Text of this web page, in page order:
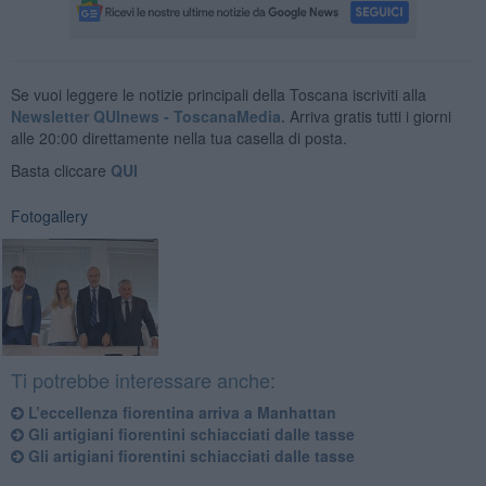
Se vuoi leggere le notizie principali della Toscana iscriviti alla
Newsletter QUInews - ToscanaMedia. Arriva gratis tutti i giorni
alle 20:00 direttamente nella tua casella di posta.
Basta cliccare QUI
Fotogallery
Ti potrebbe interessare anche:
​L’eccellenza fiorentina arriva a Manhattan
​Gli artigiani fiorentini schiacciati dalle tasse
​Gli artigiani fiorentini schiacciati dalle tasse